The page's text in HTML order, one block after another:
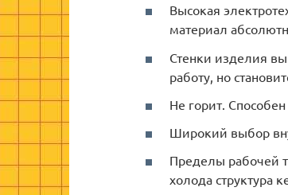
Высокая
материал
Стенки изделия
работу, но
Не горит.
Широкий выбор
Пределы рабочей
холода структура